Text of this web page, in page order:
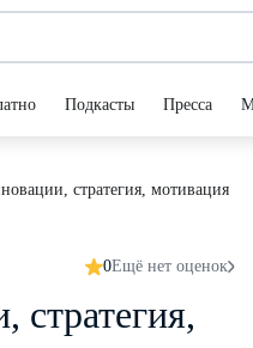
Подкасты Пресса
стратегия, мотивация
0Ещё нет оценок
стратегия,